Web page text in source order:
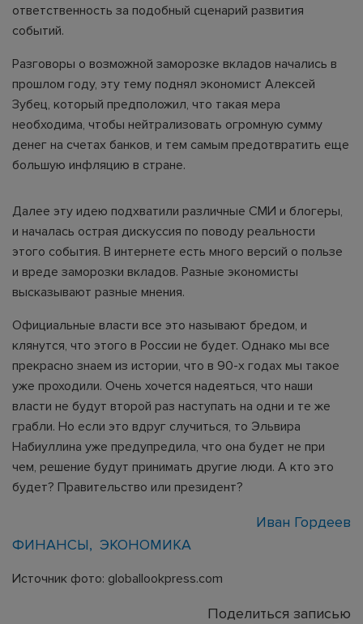
ответственность за подобный сценарий развития
событий.
Разговоры о возможной заморозке вкладов начались в
прошлом году, эту тему поднял экономист Алексей
Зубец, который предположил, что такая мера
необходима, чтобы нейтрализовать огромную сумму
денег на счетах банков, и тем самым предотвратить еще
большую инфляцию в стране.
Далее эту идею подхватили различные СМИ и блогеры,
и началась острая дискуссия по поводу реальности
этого события. В интернете есть много версий о пользе
и вреде заморозки вкладов. Разные экономисты
высказывают разные мнения.
Официальные власти все это называют бредом, и
клянутся, что этого в России не будет. Однако мы все
прекрасно знаем из истории, что в 90-х годах мы такое
уже проходили. Очень хочется надеяться, что наши
власти не будут второй раз наступать на одни и те же
грабли. Но если это вдруг случиться, то Эльвира
Набиуллина уже предупредила, что она будет не при
чем, решение будут принимать другие люди. А кто это
будет? Правительство или президент?
Иван Гордеев
ФИНАНСЫ
ЭКОНОМИКА
Источник фото: globallookpress.com
Поделиться записью